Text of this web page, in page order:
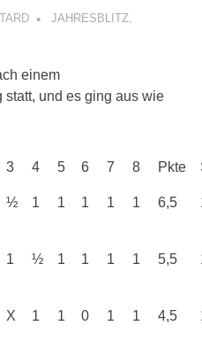
JAHRESBLITZ
einem
statt, und es ging aus wie
3 4 5 6 7 8 Pkte
½ 1 1 1 1 1 6,5
1 ½ 1 1 1 1 5,5
X 1 1 0 1 1 4,5